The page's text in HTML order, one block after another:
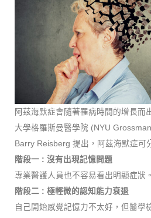
阿茲海默症會隨著罹病時間的增長而
大學格羅斯曼醫學院 (NYU
Barry Reisberg 提出，阿茲海默症可
階段一 : 沒有出現記憶問題
專業醫護人員也不容易看出明顯症狀。
階段二 : 極輕微的認知能力衰退
自己開始感覺記憶力不太好，但醫學